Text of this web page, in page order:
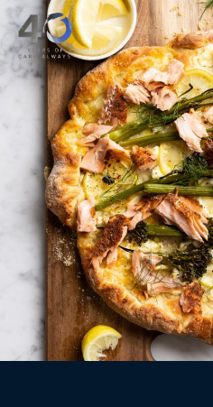
메인 콘텐츠로 건너뛰기